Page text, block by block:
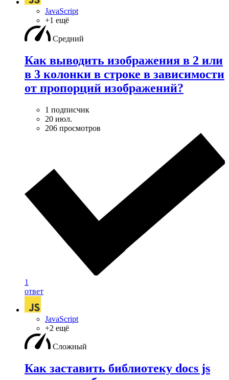
JavaScript
+1 ещё
Средний
Как выводить изображения в 2 или
в 3 колонки в строке в зависимости
от пропорций изображений?
1 подписчик
20 июл.
206 просмотров
1
ответ
JavaScript
+2 ещё
Сложный
Как заставить библиотеку docs js